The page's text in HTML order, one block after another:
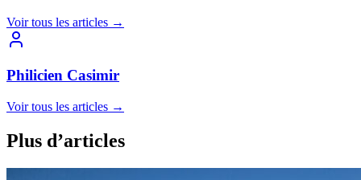
Voir tous les articles →
Philicien Casimir
Voir tous les articles →
Plus d’articles